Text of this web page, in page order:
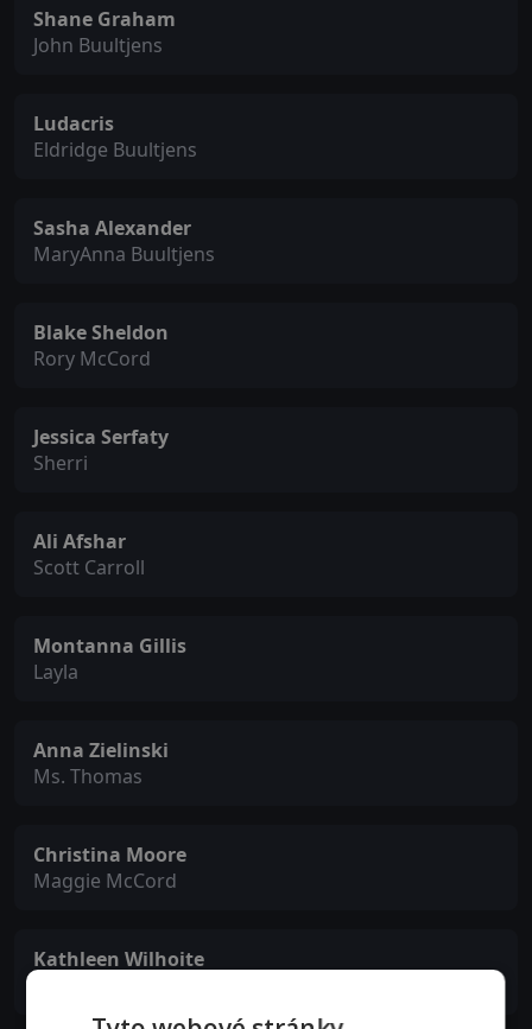
Shane Graham
John Buultjens
Ludacris
Eldridge Buultjens
Sasha Alexander
MaryAnna Buultjens
Blake Sheldon
Rory McCord
Jessica Serfaty
Sherri
Ali Afshar
Scott Carroll
Montanna Gillis
Layla
Anna Zielinski
Ms. Thomas
Christina Moore
Maggie McCord
Kathleen Wilhoite